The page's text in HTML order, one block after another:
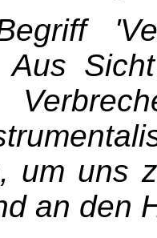
Aus
um uns
an den